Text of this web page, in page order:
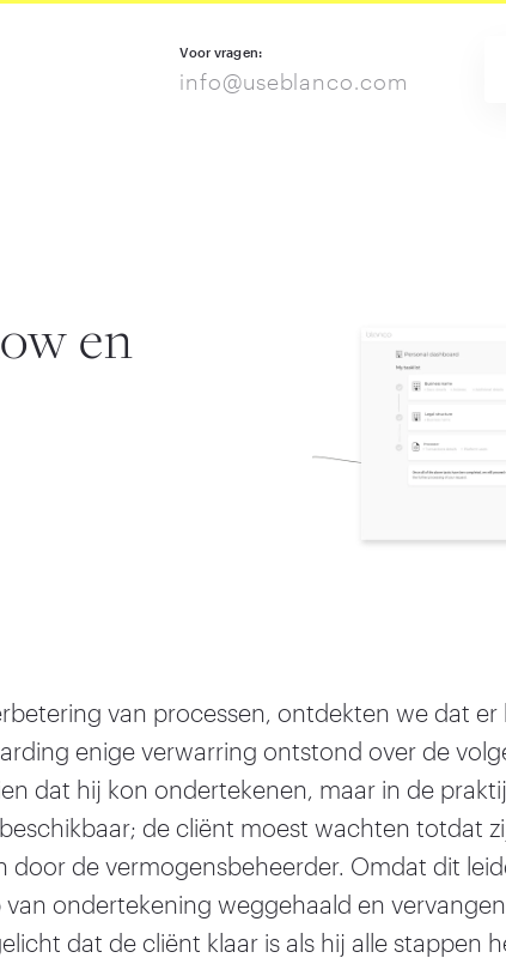
Voor vragen:
info@useblanco.com
en
van processen, ontdekten we dat er
enige verwarring ontstond over de
dat hij kon ondertekenen, maar in de
de cliënt moest wachten totdat
door de vermogensbeheerder. Omdat dit
ondertekening weggehaald en
dat de cliënt klaar is als hij alle stappen